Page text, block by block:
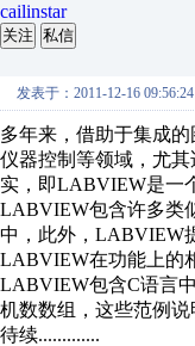
cailinstar
关注 私信
发表于：2011-12-16 09:56:24
多年来，借助于集成
仪器控制等领域，尤
实，即LABVIEW是一
LABVIEW包含许多类
中，此外，LABVIEW
LABVIEW在功能上的
LABVIEW包含C语言
机数数组，这些范例
待续.............